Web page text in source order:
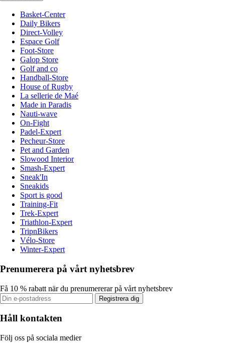
Basket-Center
Daily Bikers
Direct-Volley
Espace Golf
Foot-Store
Galop Store
Golf and co
Handball-Store
House of Rugby
La sellerie de Maé
Made in Paradis
Nauti-wave
On-Fight
Padel-Expert
Pecheur-Store
Pet and Garden
Slowood Interior
Smash-Expert
Sneak'In
Sneakids
Sport is good
Training-Fit
Trek-Expert
Triathlon-Expert
TripnBikers
Vélo-Store
Winter-Expert
Prenumerera på vårt nyhetsbrev
Få 10 % rabatt när du prenumererar på vårt nyhetsbrev
Registrera dig
Håll kontakten
Följ oss på sociala medier